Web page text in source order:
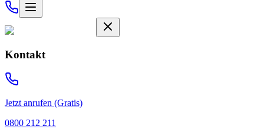
Kontakt
Jetzt anrufen (Gratis)
0800 212 211